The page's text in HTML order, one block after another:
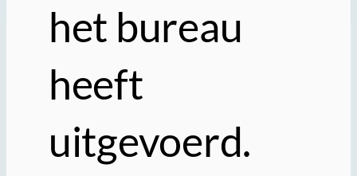
het bureau
heeft
uitgevoerd.